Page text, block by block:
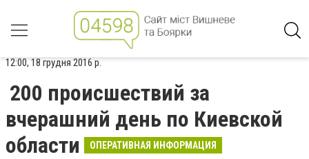
12:00, 18 грудня 2016 р.
200 происшествий за
вчерашний день по Киевской
области
ОПЕРАТИВНАЯ ИНФОРМАЦИЯ